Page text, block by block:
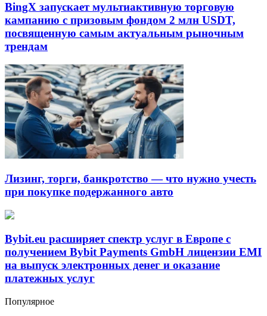
BingX запускает мультиактивную торговую
кампанию с призовым фондом 2 млн USDT,
посвященную самым актуальным рыночным
трендам
Лизинг, торги, банкротство — что нужно учесть
при покупке подержанного авто
Bybit.eu расширяет спектр услуг в Европе с
получением Bybit Payments GmbH лицензии EMI
на выпуск электронных денег и оказание
платежных услуг
Популярное